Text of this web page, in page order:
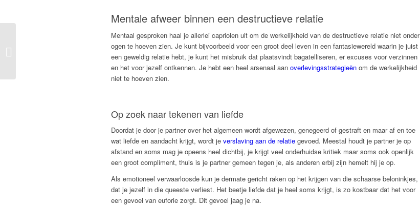
Mentale afweer binnen een destructieve relatie
Mentaal gesproken haal je allerlei capriolen uit om de werkelijkheid van de destructieve relatie niet onder
ogen te hoeven zien. Je kunt bijvoorbeeld voor een groot deel leven in een fantasiewereld waarin je juist
een geweldig relatie hebt, je kunt het misbruik dat plaatsvindt bagatelliseren, er excuses voor verzinnen
en het voor jezelf ontkennen. Je hebt een heel arsenaal aan overlevingsstrategieën om de werkelijkheid
niet te hoeven zien.
Op zoek naar tekenen van liefde
Doordat je door je partner over het algemeen wordt afgewezen, genegeerd of gestraft en maar af en toe
wat liefde en aandacht krijgt, wordt je verslaving aan de relatie gevoed. Meestal houdt je partner je op
afstand en soms mag je opeens heel dichtbij, je krijgt veel onderhuidse kritiek maar soms ook openlijk
een groot compliment, thuis is je partner gemeen tegen je, als anderen erbij zijn hemelt hij je op.
Als emotioneel verwaarloosde kun je dermate gericht raken op het krijgen van die schaarse beloninkjes,
dat je jezelf in die queeste verliest. Het beetje liefde dat je heel soms krijgt, is zo kostbaar dat het voor
een gevoel van euforie zorgt. Dit gevoel jaag je na.